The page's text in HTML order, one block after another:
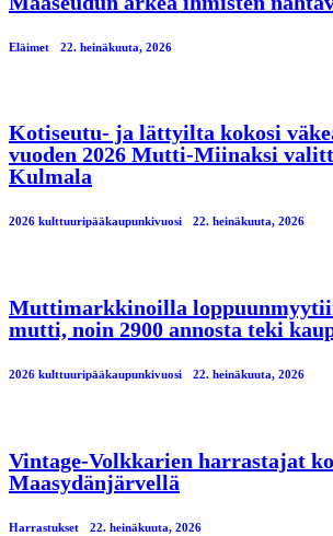
Eläimet 22. heinäkuuta, 2026
Kotiseutu- ja lättyilta kokosi
vuoden 2026 Mutti-Miinaksi
Kulmala
2026 kulttuuripääkaupunkivuosi 22. heinäkuuta, 2026
Muttimarkkinoilla
mutti, noin 2900 annosta teki
2026 kulttuuripääkaupunkivuosi 22. heinäkuuta, 2026
Vintage-Volkkarien harrastajat
Maasydänjärvellä
Harrastukset 22. heinäkuuta, 2026